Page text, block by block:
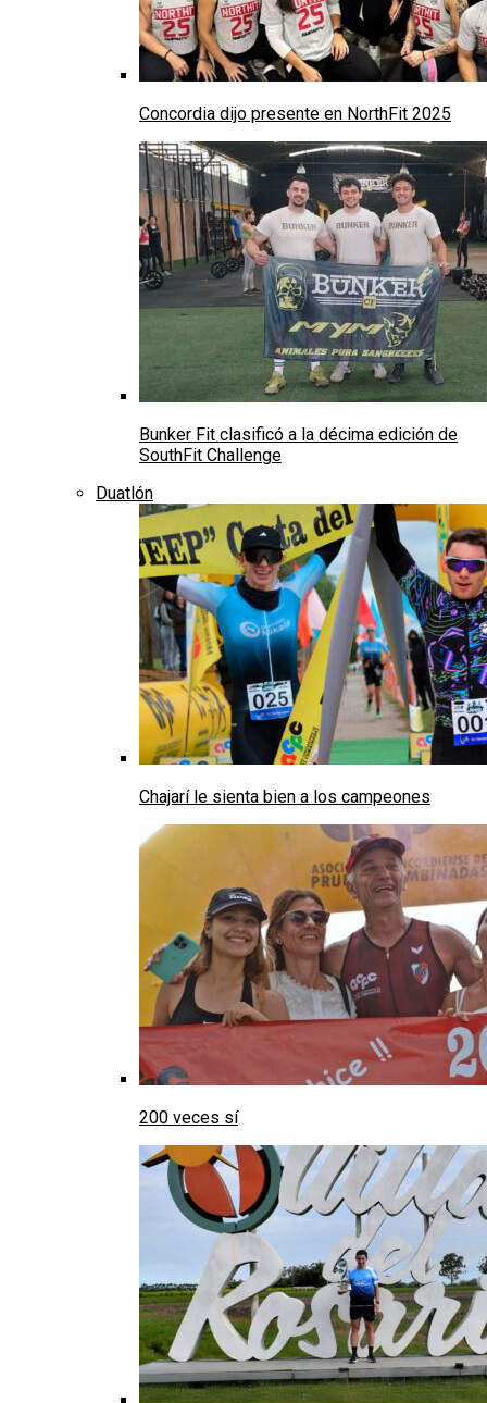
Concordia dijo presente en NorthFit 2025
Bunker Fit clasificó a la décima edición de
SouthFit Challenge
Duatlón
Chajarí le sienta bien a los campeones
200 veces sí